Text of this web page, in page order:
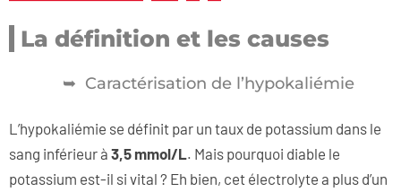
La définition et les causes
Caractérisation de l’hypokaliémie
L’hypokaliémie se définit par un taux de potassium dans le
sang inférieur à 3,5 mmol/L. Mais pourquoi diable le
potassium est-il si vital ? Eh bien, cet électrolyte a plus d’un